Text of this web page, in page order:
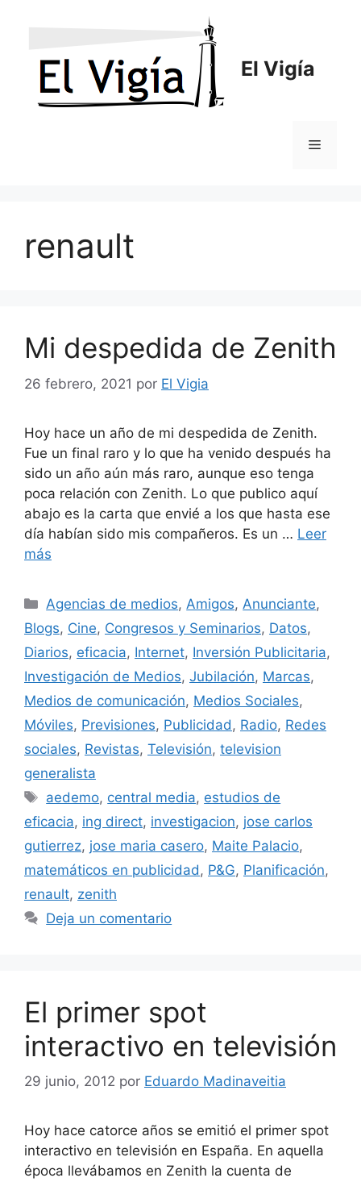
El Vigía
Menú
renault
Mi despedida de Zenith
26 febrero, 2021 por El Vigia
Hoy hace un año de mi despedida de Zenith.
Fue un final raro y lo que ha venido después ha
sido un año aún más raro, aunque eso tenga
poca relación con Zenith. Lo que publico aquí
abajo es la carta que envié a los que hasta ese
día habían sido mis compañeros. Es un … Leer
más
Categorías
Agencias de medios, Amigos, Anunciante,
Blogs, Cine, Congresos y Seminarios, Datos,
Diarios, eficacia, Internet, Inversión Publicitaria,
Investigación de Medios, Jubilación, Marcas,
Medios de comunicación, Medios Sociales,
Móviles, Previsiones, Publicidad , Radio, Redes
sociales, Revistas, Televisión, television
generalista
Etiquetas
aedemo, central media, estudios de
eficacia, ing direct, investigacion, jose carlos
gutierrez, jose maria casero, Maite Palacio,
matemáticos en publicidad , P&G, Planificación,
renault, zenith
Deja un comentario
El primer spot
interactivo en televisión
29 junio, 2012 por Eduardo Madinaveitia
Hoy hace catorce años se emitió el primer spot
interactivo en televisión en España. En aquella
época llevábamos en Zenith la cuenta de